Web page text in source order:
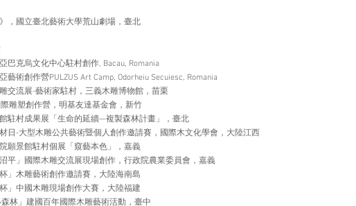
》，國立臺北藝術大學荒山劇場，臺北
巴克烏文化中心駐村創作, Bacau, Romania
藝術創作營PULZUS Art Camp, Odorheiu Secuiesc, Romania
交流展-藝術家駐村​，三義木雕博物館，苗栗
雕塑創作營​，明基友達基金會，新竹
駐村成果展「生命的延續—複製森林計畫」，臺北
日-大型木雕公共藝術暨個人創作邀請賽，國際木文化學會，大陸江西
願景館駐村個展「窺藝本色」，嘉義
平」國際木雕交流展現場創作，行政院農業委員會，嘉義
」木雕藝術創作邀請賽，大陸海南島
」中國木雕現場創作大賽，大陸福建
林」建國百年國際木雕藝術活動​，臺中